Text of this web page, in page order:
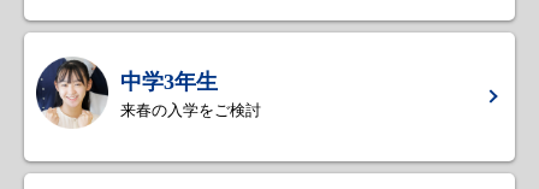
中学3年生
来春の入学をご検討